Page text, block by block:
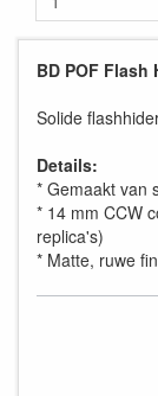
BD POF Flash
Solide
Details:
* Gemaakt van
* 14 mm CCW
replica's)
* Matte, ruwe